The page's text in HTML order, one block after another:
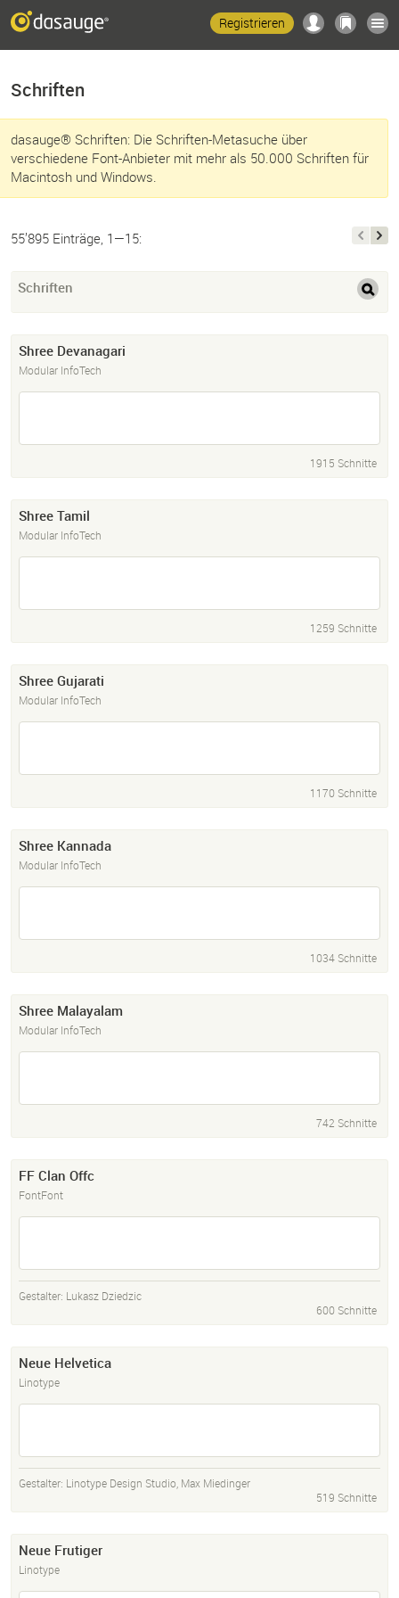
Registrieren
Schriften
dasauge® Schriften: Die Schriften-Metasuche über
verschiedene Font-Anbieter mit mehr als 50.000 Schriften für
Macintosh und Windows.
55’895 Einträge, 1—15:
Schriften
Shree Devanagari
Modular InfoTech
1915 Schnitte
Shree Tamil
Modular InfoTech
1259 Schnitte
Shree Gujarati
Modular InfoTech
1170 Schnitte
Shree Kannada
Modular InfoTech
1034 Schnitte
Shree Malayalam
Modular InfoTech
742 Schnitte
FF Clan Offc
FontFont
Gestalter: Lukasz Dziedzic
600 Schnitte
Neue Helvetica
Linotype
Gestalter: Linotype Design Studio, Max Miedinger
519 Schnitte
Neue Frutiger
Linotype